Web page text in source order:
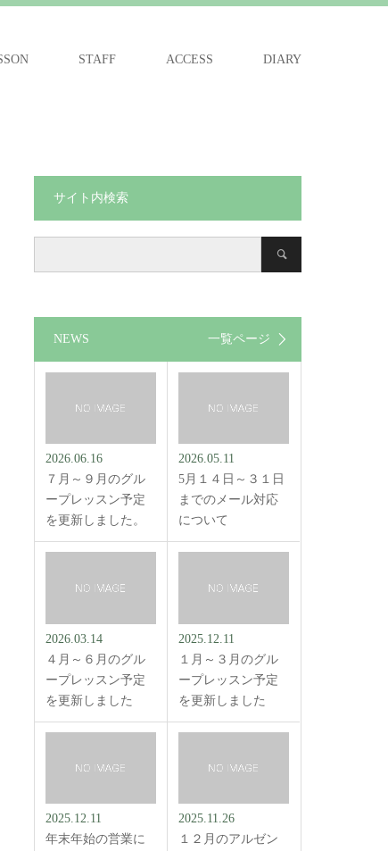
STAFF ACCESS DIARY
サイト内検索
NEWS 一覧ページ
2026.06.16
７月～９月のグル
ープレッスン予定
を更新しました。
2026.05.11
5月１４日～３１日
までのメール対応
について
2026.03.14
４月～６月のグル
ープレッスン予定
を更新しました
2025.12.11
１月～３月のグル
ープレッスン予定
を更新しました
2025.12.11
年末年始の営業に
2025.11.26
１２月のアルゼン